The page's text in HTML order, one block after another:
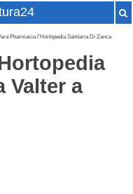
Pharmacia l'Hortopedia Sanitaria Di Zanca
Valter a